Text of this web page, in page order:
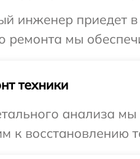
инженер приедет
ремонта мы
техники
анализа
к восстановлению